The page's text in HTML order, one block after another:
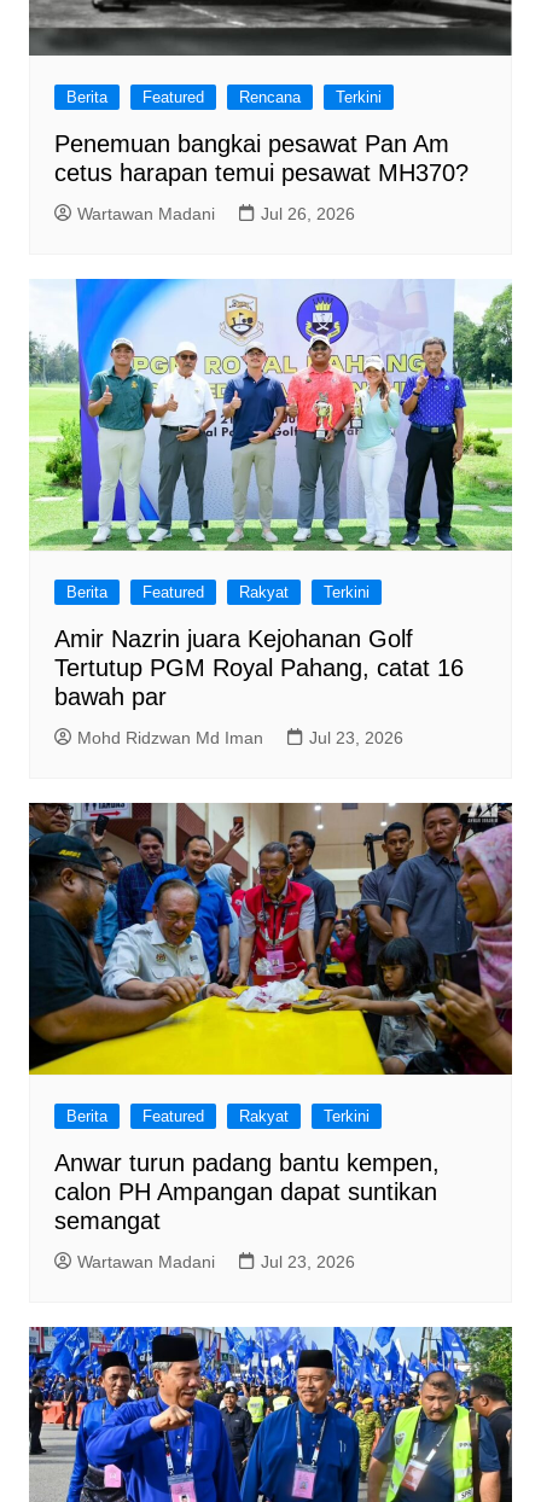
Berita Featured Rencana Terkini
Penemuan bangkai pesawat Pan Am
cetus harapan temui pesawat MH370?
Wartawan Madani Jul 26, 2026
Berita Featured Rakyat Terkini
Amir Nazrin juara Kejohanan Golf
Tertutup PGM Royal Pahang, catat 16
bawah par
Mohd Ridzwan Md Iman Jul 23, 2026
Berita Featured Rakyat Terkini
Anwar turun padang bantu kempen,
calon PH Ampangan dapat suntikan
semangat
Wartawan Madani Jul 23, 2026